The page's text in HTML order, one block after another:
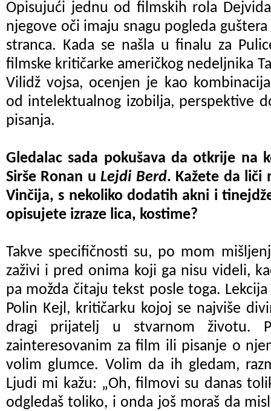
Opisujući jednu od filmskih rola
njegove oči imaju snagu pogleda
stranca. Kada se našla u finalu za
filmske kritičarke američkog nedeljnika
Vilidž vojsa, ocenjen je kao
od intelektualnog izobilja, perspektive
pisanja.
Gledalac sada pokušava da otkrije na
Sirše Ronan uLejdi Berd. Kažete da liči
Vinčija, s nekoliko dodatih akni i
opisujete izraze lica, kostime?
Takve specifičnosti su, po mom
zaživi i pred onima koji ga nisu videli,
pa možda čitaju tekst posle toga.
Polin Kejl, kritičarku kojoj se najviše
dragi prijatelj u stvarnom životu.
zainteresovanim za film ili pisanje o
volim glumce. Volim da ih gledam,
Ljudi mi kažu: „Oh, filmovi su danas
odgledaš toliko, i onda još moraš da